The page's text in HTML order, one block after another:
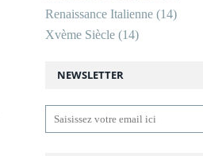
NEWSLETTER
Renaissance Italienne (14)
Xvème Siècle (14)